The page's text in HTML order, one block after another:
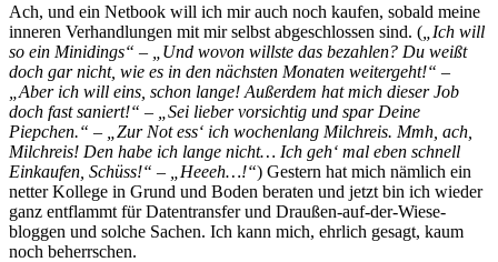
Ach, und ein Netbook will ich mir auch noch kaufen, sobald meine
inneren Verhandlungen mit mir selbst abgeschlossen sind. ( „Ich will
so ein Minidings“ – „Und wovon willste das bezahlen? Du weißt
doch gar nicht, wie es in den nächsten Monaten weitergeht!“ –
„Aber ich will eins, schon lange! Außerdem hat mich dieser Job
doch fast saniert!“ – „Sei lieber vorsichtig und spar Deine
Piepchen.“ – „Zur Not ess‘ ich wochenlang Milchreis. Mmh, ach,
Milchreis! Den habe ich lange nicht… Ich geh‘ mal eben schnell
Einkaufen, Schüss!“ – „Heeeh…!“) Gestern hat mich nämlich ein
netter Kollege in Grund und Boden beraten und jetzt bin ich wieder
ganz entflammt für Datentransfer und Draußen-auf-der-Wiese-
bloggen und solche Sachen. Ich kann mich, ehrlich gesagt, kaum
noch beherrschen.